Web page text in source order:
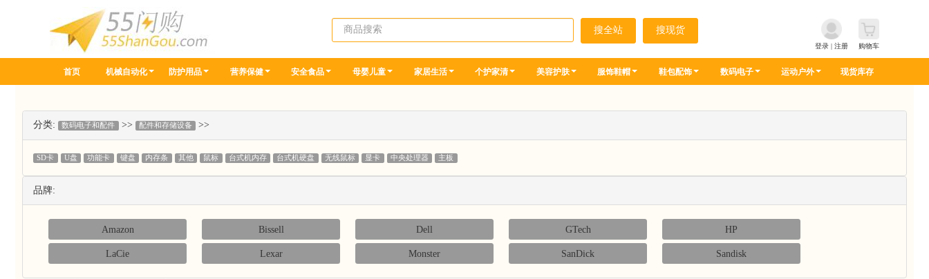
登录 | 注册 购物车
首页 机械自动化 防护用品 营养保健 安全食品 母婴儿童 家居生活 个护家清 美容护肤 服饰鞋帽 鞋包配饰 数码电子 运动户外 现货库存
分类: 数码电子和配件 >> 配件和存储设备 >>
SD卡 U盘 功能卡 键盘 内存条 其他 鼠标 台式机内存 台式机硬盘 无线鼠标 显卡 中央处理器 主板
品牌:
Amazon Bissell Dell GTech HP
LaCie Lexar Monster SanDick Sandisk